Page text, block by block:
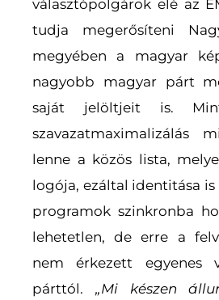
választópolgárok elé az
tudja megerősíteni
megyében a magyar
nagyobb magyar párt
saját jelöltjeit is.
szavazatmaximalizálás
lenne a közös lista,
logója, ezáltal identitása is
programok szinkronba
lehetetlen, de erre a
nem érkezett egyenes
párttól. „Mi készen